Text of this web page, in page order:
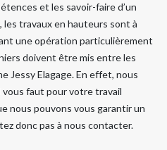
et les savoir-faire d’un
les travaux en hauteurs sont à
une opération particulièrement
doivent être mis entre les
Jessy Elagage. En effet, nous
vous faut pour votre travail
nous pouvons vous garantir un
donc pas à nous contacter.